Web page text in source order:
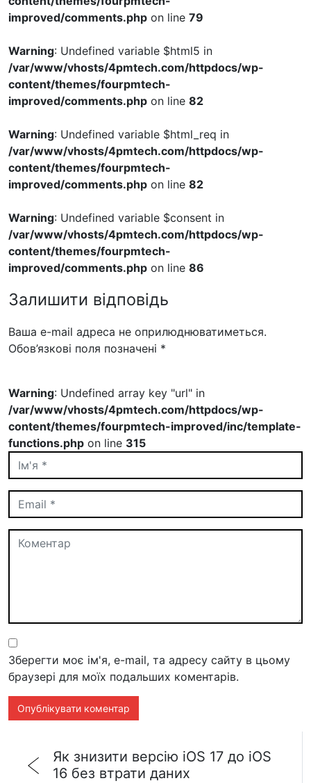
improved/comments.php on line 79
Warning: Undefined variable $html5 in
/var/www/vhosts/4pmtech.com/httpdocs/wp-
content/themes/fourpmtech-
improved/comments.php on line 82
Warning: Undefined variable $html_req in
/var/www/vhosts/4pmtech.com/httpdocs/wp-
content/themes/fourpmtech-
improved/comments.php on line 82
Warning: Undefined variable $consent in
/var/www/vhosts/4pmtech.com/httpdocs/wp-
content/themes/fourpmtech-
improved/comments.php on line 86
Залишити відповідь
Ваша e-mail адреса не оприлюднюватиметься.
Обов’язкові поля позначені *
Warning: Undefined array key "url" in
/var/www/vhosts/4pmtech.com/httpdocs/wp-
content/themes/fourpmtech-improved/inc/template-
functions.php on line 315
Зберегти моє ім'я, e-mail, та адресу сайту в цьому
браузері для моїх подальших коментарів.
Як знизити версію iOS 17 до iOS
16 без втрати даних